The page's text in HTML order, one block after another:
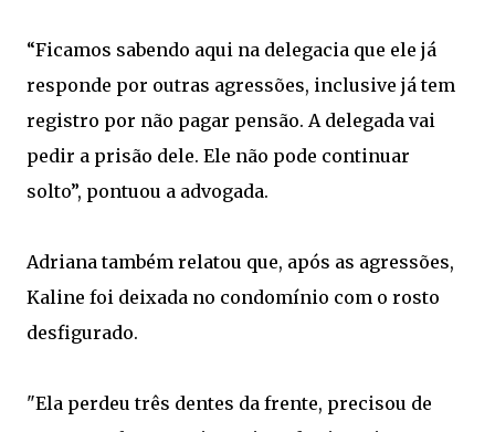
“Ficamos sabendo aqui na delegacia que ele já
responde por outras agressões, inclusive já tem
registro por não pagar pensão. A delegada vai
pedir a prisão dele. Ele não pode continuar
solto”, pontuou a advogada.
Adriana também relatou que, após as agressões,
Kaline foi deixada no condomínio com o rosto
desfigurado.
"Ela perdeu três dentes da frente, precisou de